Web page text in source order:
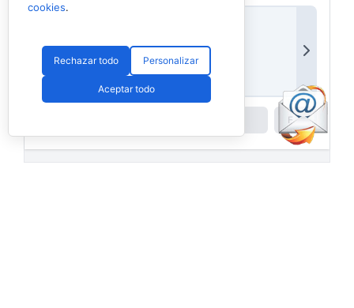
cookies.
Rechazar todo Personalizar
Aceptar todo